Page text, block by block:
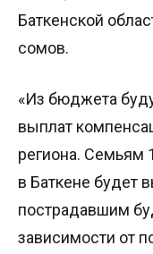
Баткенской
сомов.
«Из бюджета
выплат
региона. Семьям
в Баткене будет
пострадавшим
зависимости от